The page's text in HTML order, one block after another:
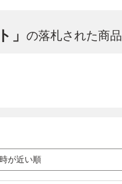
」 の落札された商品
が近い順